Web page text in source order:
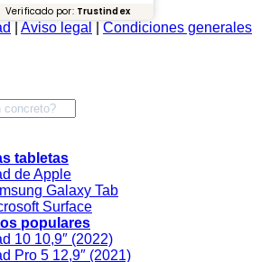
Verificado por: Trustindex
Aviso legal Condiciones generales
tabletas
de Apple
Galaxy Tab
Surface
populares
10 10,9″ (2022)
Pro 5 12,9″ (2021)